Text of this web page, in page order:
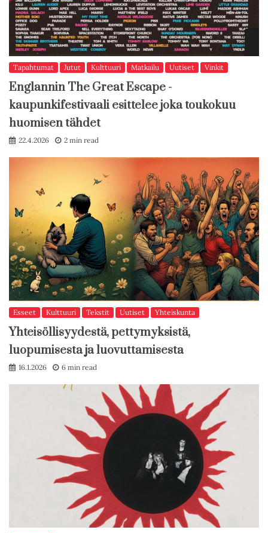
Tapahtumat Jutut Kulttuuri Matkailu Uutiset Vinkit
Englannin The Great Escape -
kaupunkifestivaali esittelee joka toukokuu
huomisen tähdet
22.4.2026 2 min read
Esseet Kulttuuri Tekstit Uutiset Yhteiskunta
Yhteisöllisyydestä, pettymyksistä,
luopumisesta ja luovuttamisesta
16.1.2026 6 min read